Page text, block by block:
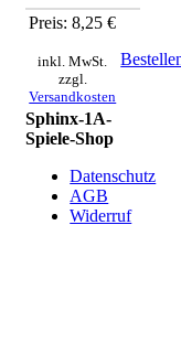
Preis: 8,25 €
inkl. MwSt.
zzgl.
Versandkosten
Sphinx-1A-
Spiele-Shop
Datenschutz
AGB
Widerruf